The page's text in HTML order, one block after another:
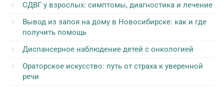
СДВГ у взрослых: симптомы, диагностика и лечение
Вывод из запоя на дому в Новосибирске: как и где
получить помощь
Диспансерное наблюдение детей с онкологией
Ораторское искусство: путь от страха к уверенной
речи